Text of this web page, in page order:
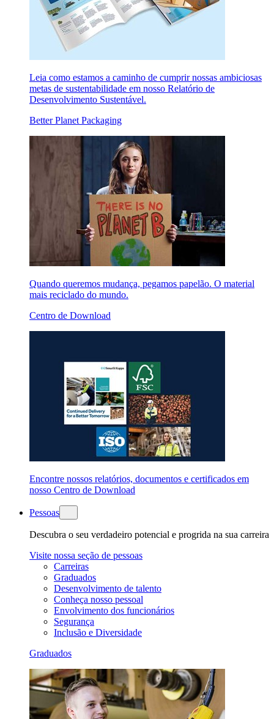
Leia como estamos a caminho de cumprir nossas ambiciosas
metas de sustentabilidade em nosso Relatório de
Desenvolvimento Sustentável.
Better Planet Packaging
Quando queremos mudança, pegamos papelão. O material
mais reciclado do mundo.
Centro de Download
Encontre nossos relatórios, documentos e certificados em
nosso Centro de Download
Pessoas
Descubra o seu verdadeiro potencial e progrida na sua carreira
Visite nossa seção de pessoas
Carreiras
Graduados
Desenvolvimento de talento
Conheça nosso pessoal
Envolvimento dos funcionários
Segurança
Inclusão e Diversidade
Graduados